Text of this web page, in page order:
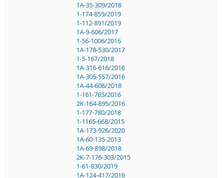
1A-35-309/2018
1-174-859/2019
1-112-891/2019
1A-9-606/2017
1-56-1006/2016
1A-178-530/2017
1-5-167/2018
1A-316-616/2016
1A-305-557/2016
1A-44-606/2018
1-161-785/2016
2K-164-895/2016
1-177-780/2018
1-1165-668/2015
1A-173-926/2020
1A-60-135-2013
1A-69-898/2018
2K-7-176-303/2015
1-61-830/2019
1A-124-417/2016